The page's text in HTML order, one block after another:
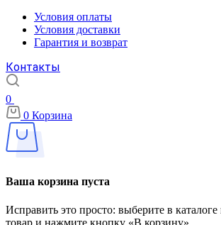
Условия оплаты
Условия доставки
Гарантия и возврат
Контакты
0
0 Корзина
Ваша корзина пуста
Исправить это просто: выберите в
товар и нажмите кнопку «В корзину»